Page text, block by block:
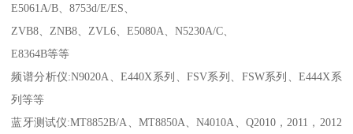
E5061A/B、8753d/E/ES、
ZVB8、ZNB8、ZVL6、E5080A、N5230A/C、
E8364B等等
频谱分析仪:N9020A、E440X系列、FSV系列、FSW系列、E444X系
列等等
蓝牙测试仪:MT8852B/A、MT8850A、N4010A、Q2010，2011，2012